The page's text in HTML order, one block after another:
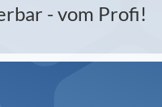
- vom Profi!